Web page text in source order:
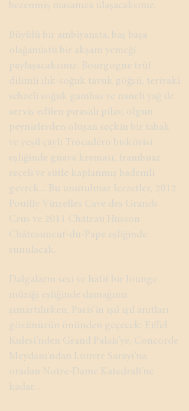
bezenmiş masanıza ulaşacaksınız.
Büyülü bir ambiyansta, baş başa
olağanüstü bir akşam yemeği
paylaşacaksınız: Bourgogne trüf
dilimli ılık-soğuk tavuk göğsü, teriyaki
sebzeli soğuk gambas ve naneli yağ ile
servis edilen pırasalı pilav, olgun
peynirlerden oluşan seçkin bir tabak
ve yeşil çaylı Trocadéro bisküvisi
eşliğinde guava kreması, frambuaz
reçeli ve sütle kaplanmış bademli
gevrek... Bu unutulmaz lezzetler, 2012
Pouilly Vinzelles Cave des Grands
Crus ve 2011 Château Husson
Châteauneuf-du-Pape eşliğinde
sunulacak.
Dalgaların sesi ve hafif bir lounge
müziği eşliğinde damağınız
şımartılırken, Paris’in ışıl ışıl anıtları
gözünüzün önünden geçecek: Eiffel
Kulesi’nden Grand Palais’ye, Concorde
Meydanı’ndan Louvre Sarayı’na,
oradan Notre-Dame Katedrali’ne
kadar...